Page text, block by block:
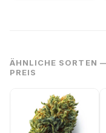
ÄHNLICHE SORTEN
PREIS